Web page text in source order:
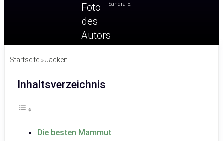
Sandra E.
Startseite »Jacken
Inhaltsverzeichnis
Die besten Mammut